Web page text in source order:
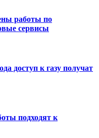
работы по
сервисы
доступ к газу получат
подходят к